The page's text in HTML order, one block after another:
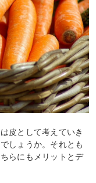
皮として考えていき
しょうか。それとも
らにもメリットとデ